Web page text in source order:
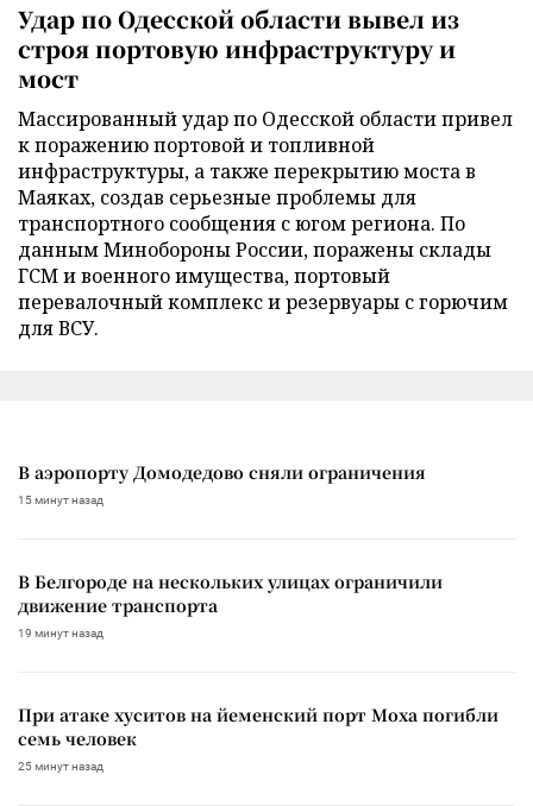
Удар по Одесской области вывел из
строя портовую инфраструктуру и
мост
Массированный удар по Одесской области привел
к поражению портовой и топливной
инфраструктуры, а также перекрытию моста в
Маяках, создав серьезные проблемы для
транспортного сообщения с югом региона. По
данным Минобороны России, поражены склады
ГСМ и военного имущества, портовый
перевалочный комплекс и резервуары с горючим
для ВСУ.
В аэропорту Домодедово сняли ограничения
15 минут назад
В Белгороде на нескольких улицах ограничили
движение транспорта
19 минут назад
При атаке хуситов на йеменский порт Моха погибли
семь человек
25 минут назад